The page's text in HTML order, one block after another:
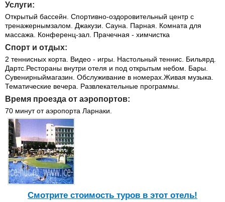
Услуги:
Открытый бассейн. Спортивно-оздоровительный центр с
тренажернымзалом. Джакузи. Сауна. Парная. Комната для
массажа. Конференц-зал. Прачечная - химчистка
Спорт и отдых:
2 теннисных корта. Видео - игры. Настольный теннис. Бильярд.
Дартс.Рестораны внутри отеля и под открытым небом. Бары.
Сувенирныймагазин. Обслуживание в номерах.Живая музыка.
Тематические вечера. Развлекательные программы.
Время проезда от аэропортов:
70 минут от аэропорта Ларнаки.
Cмотрите стоимость туров в этот отель!